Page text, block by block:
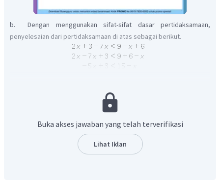
b. Dengan menggunakan sifat-sifat dasar pertidaksamaan,
penyelesaian dari pertidaksamaan di atas sebagai berikut.
Garis bilangan dari penyelesaian di atas sebagai berikut.
Buka akses jawaban yang telah terverifikasi
Lihat Iklan